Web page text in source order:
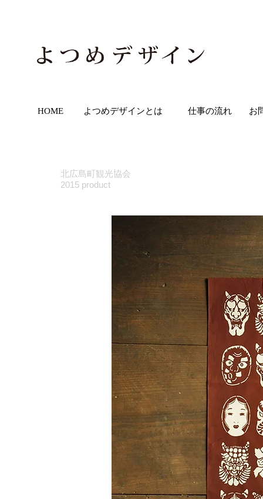
HOME よつめデザインとは 仕事の流れ お
北広島町観光協会
2015 product